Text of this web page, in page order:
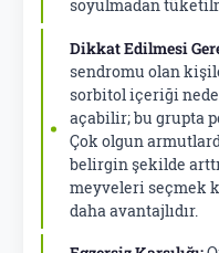
soyulmadan
Dikkat Edilmesi
sendromu olan
sorbitol içeriği
açabilir; bu grupta
Çok olgun
belirgin şekilde
meyveleri seçmek
daha avantajlıdır.